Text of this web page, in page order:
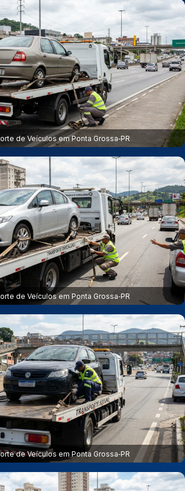
de Veículos em Ponta Grossa‑PR
de Veículos em Ponta Grossa‑PR
de Veículos em Ponta Grossa‑PR